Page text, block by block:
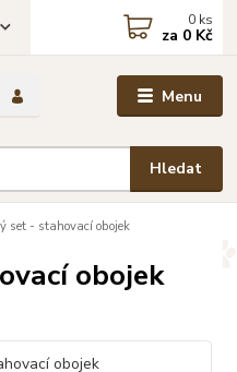
Menu
Hledat
0 ks
za 0 Kč
set - stahovací obojek
obojek